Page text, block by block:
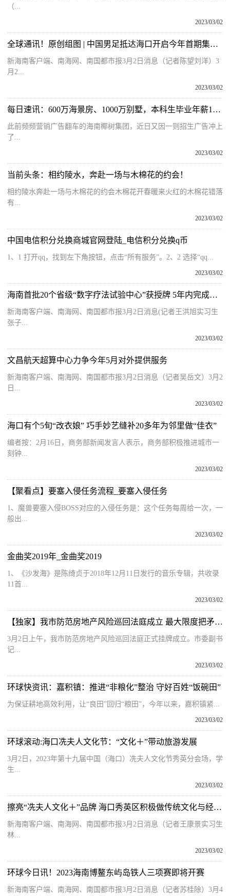
（...
2023/03/02
全球通讯！原创组图 | 中国男足抵达海口开启今年首期集训 武磊现身训练场
新海南客户端、南海网、南国都市报3月2日消息（记者陈望刘洋）3
月2...
2023/03/02
每日速讯：600万海景房、1000万别墅，本科生毕业年薪16.8万！这家网红公司是真招聘还是打广告？
此前频频营销广告翻车的海南椰树集团，近日又因一则招生广告冲上
了...
2023/03/02
当前头条：相约陵水，奔赴一场与木棉花的约会！
相约陵水奔赴一场与木棉花的约会木棉花开春暖来火红的木棉花错落
有...
2023/03/02
中国电信积分兑换商城官网登陆_电信积分兑换q币
1、1 打开qq，找到左下角按钮，点击“所有服务”。2、2 选择“qq...
2023/03/02
海南首批20个省级“数字疗法试验中心”获授牌 5年内完成一批临床转化
新海南客户端、南海网、南国都市报3月2日消息(记者王洪旭实习生
张子...
2023/03/02
文昌航天超算中心力争今年5月对外提供服务
新海南客户端、南海网、南国都市报3月2日消息（记者吴岳文）3月2
日...
2023/03/02
海口有个5旬“改衣娘” 巧手妙艺缝补20多年为邻里做“佳衣”
编者按：2月16日，商务部新闻发言人表示，商务部积极推进城市一
刻钟...
2023/03/02
【聚看点】要塞入侵任务流程_要塞入侵任务
1、魔兽要塞入侵BOSS对应的入侵任务是：这个任务每周给一次，一
般出...
2023/03/02
金曲奖2019年_金曲奖2019
1、《沙发海》是陈绮贞于2018年12月11日发行的音乐专辑，共收录
11首...
2023/03/02
【独家】我市防范房地产风险巡回法庭成立 最大限度把矛盾纠纷化解在基层
3月2日上午，我市防范房地产风险巡回法庭正式挂牌成立。市委副书
记...
2023/03/02
环球快资讯：嘉积镇：推进“非粮化”整治 守好百姓“饭碗田”
为保证耕地高效利用，让“良田”回归“粮田”，今年以来，嘉积镇紧...
2023/03/02
环球滚动:海口冼夫人文化节：“文化＋”带动旅游发展
3月2日，2023年第十九届中国（海口）冼夫人文化节秀英分会场，学
生...
2023/03/02
擦亮“冼夫人文化＋”品牌 海口秀英区积极做传统文化与经济共发展文章
新海南客户端、南海网、南国都市报3月2日消息（记者王康景实习生
林...
2023/03/02
环球今日讯！2023海南博鳌东屿岛铁人三项赛即将开赛
新海南客户端、南海网、南国都市报3月2日消息（记者苏桂除）3月4